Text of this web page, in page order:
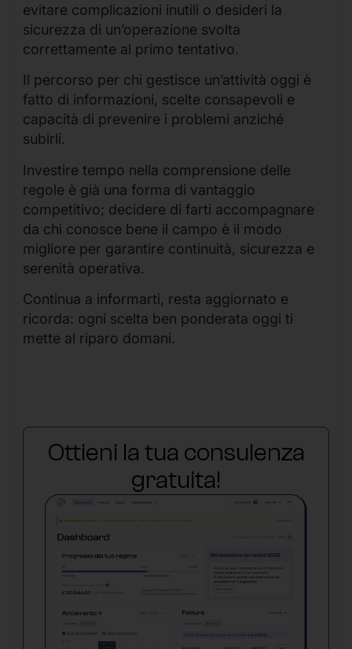
evitare complicazioni inutili o desideri la
sicurezza di un’operazione svolta
correttamente al primo tentativo.
Il percorso per chi gestisce un’attività oggi è
fatto di informazioni, scelte consapevoli e
capacità di prevenire i problemi anziché
subirli.
Investire tempo nella comprensione delle
regole è già una forma di vantaggio
competitivo; decidere di farti accompagnare
da chi conosce bene il campo è il modo
migliore per garantire continuità, sicurezza e
serenità operativa.
Continua a informarti, resta aggiornato e
ricorda: ogni scelta ben ponderata oggi ti
mette al riparo domani.
Ottieni la tua consulenza
gratuita!